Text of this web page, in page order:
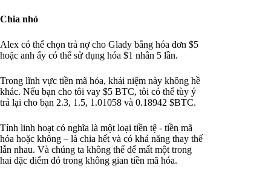
Chia nhỏ
Alex có thể chọn trả nợ cho Glady bằng hóa đơn $5
hoặc anh ấy có thể sử dụng hóa $1 nhân 5 lần.
Trong lĩnh vực tiền mã hóa, khái niệm này không hề
khác. Nếu bạn cho tôi vay $5 BTC, tôi có thể tùy ý
trả lại cho bạn 2.3, 1.5, 1.01058 và 0.18942 $BTC.
Tính linh hoạt có nghĩa là một loại tiền tệ - tiền mã
hóa hoặc không – là chia hết và có khả năng thay thế
lẫn nhau. Và chúng ta không thể để mất một trong
hai đặc điểm đó trong không gian tiền mã hóa.